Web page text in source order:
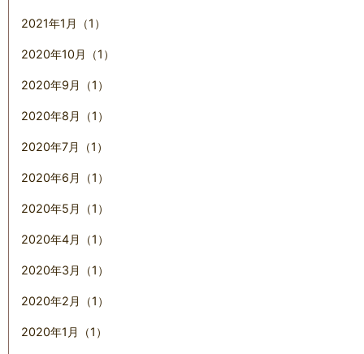
2021年1月（1）
2020年10月（1）
2020年9月（1）
2020年8月（1）
2020年7月（1）
2020年6月（1）
2020年5月（1）
2020年4月（1）
2020年3月（1）
2020年2月（1）
2020年1月（1）